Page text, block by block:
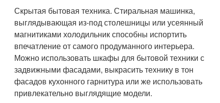
Скрытая бытовая техника. Стиральная машинка,
выглядывающая из-под столешницы или усеянный
магнитиками холодильник способны испортить
впечатление от самого продуманного интерьера.
Можно использовать шкафы для бытовой техники с
задвижными фасадами, выкрасить технику в тон
фасадов кухонного гарнитура или же использовать
привлекательно выглядящие модели.